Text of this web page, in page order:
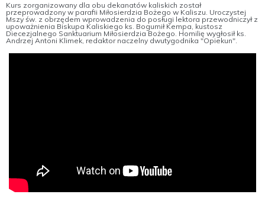
Kurs zorganizowany dla obu dekanatów kaliskich został
przeprowadzony w parafii Miłosierdzia Bożego w Kaliszu. Uroczystej
Mszy św. z obrzędem wprowadzenia do posługi lektora przewodniczył z
upoważnienia Biskupa Kaliskiego ks. Bogumił Kempa, kustosz
Diecezjalnego Sanktuarium Miłosierdzia Bożego. Homilię wygłosił ks.
Andrzej Antoni Klimek, redaktor naczelny dwutygodnika "Opiekun".